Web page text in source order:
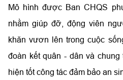
Mô hình được Ban CHQS
nhằm giúp đỡ, động viên
khăn vươn lên trong cuộc
đoàn kết quân - dân và
hiện tốt công tác đảm bảo an